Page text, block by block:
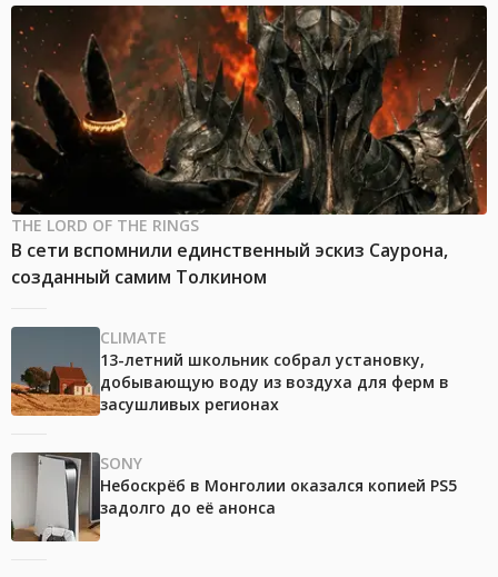
THE LORD OF THE RINGS
В сети вспомнили единственный эскиз Саурона,
созданный самим Толкином
CLIMATE
13-летний школьник собрал установку,
добывающую воду из воздуха для ферм в
засушливых регионах
SONY
Небоскрёб в Монголии оказался копией PS5
задолго до её анонса